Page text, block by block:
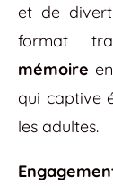
et de
format
mémoire
qui captive
les adultes.